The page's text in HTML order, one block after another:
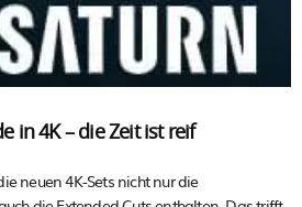
in 4K – die Zeit ist reif
neuen 4K-Sets nicht nur die